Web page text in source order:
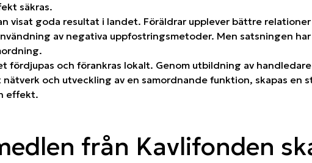
säkras.
visat goda resultat i landet. Föräldrar upplever bättre
av negativa uppfostringsmetoder. Men satsningen
fördjupas och förankras lokalt. Genom utbildning av
och utveckling av en samordnande funktion, skapas en
effekt.
från Kavlifonden